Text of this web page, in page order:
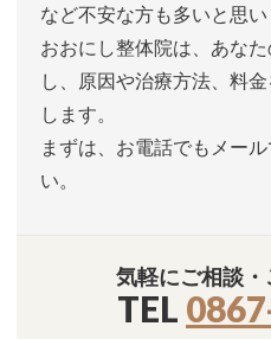
など不安な方も多いと思い
おおにし整体院は、あな
し、原因や治療方法、料
します。
まずは、お電話でもメー
い。
気軽にご相談
TEL